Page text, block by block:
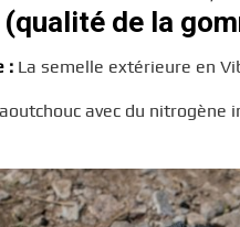
de la
: La semelle extérieure en
avec du